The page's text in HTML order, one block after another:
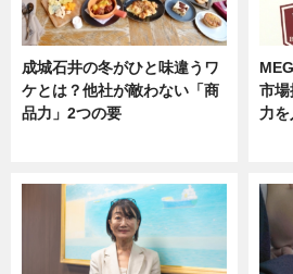
成城石井の冬がひと味違うワ
ケとは？他社が敵わない「商
品力」2つの要
市場
力